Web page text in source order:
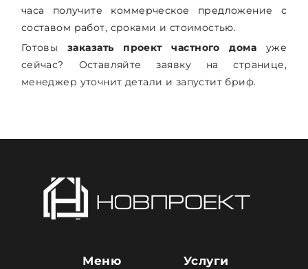
часа получите коммерческое предложение с
составом работ, сроками и стоимостью.
Готовызаказать проект частного дома уже
сейчас? Оставляйте заявку на странице,
менеджер уточнит детали и запустит бриф.
Меню Услуги